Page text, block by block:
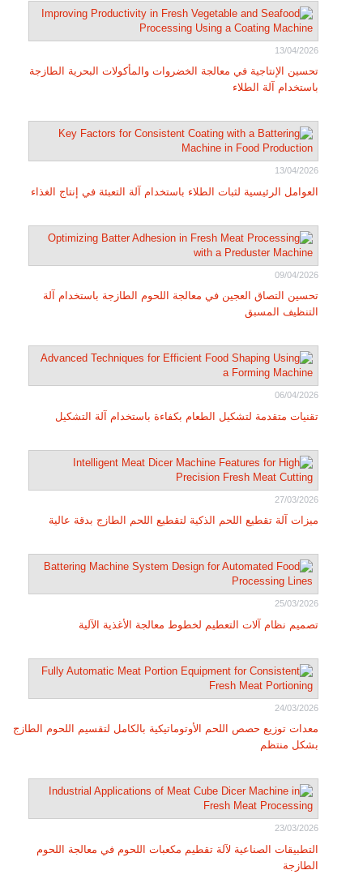
13/04/2026
تحسين الإنتاجية في معالجة الخضروات والمأكولات البحرية الطازجة
باستخدام آلة الطلاء
13/04/2026
العوامل الرئيسية لثبات الطلاء باستخدام آلة التعبئة في إنتاج الغذاء
09/04/2026
تحسين التصاق العجين في معالجة اللحوم الطازجة باستخدام آلة
التنظيف المسبق
06/04/2026
تقنيات متقدمة لتشكيل الطعام بكفاءة باستخدام آلة التشكيل
27/03/2026
ميزات آلة تقطيع اللحم الذكية لتقطيع اللحم الطازج بدقة عالية
25/03/2026
تصميم نظام آلات التعطيم لخطوط معالجة الأغذية الآلية
24/03/2026
معدات توزيع حصص اللحم الأوتوماتيكية بالكامل لتقسيم اللحوم الطازج
بشكل منتظم
23/03/2026
التطبيقات الصناعية لآلة تقطيم مكعبات اللحوم في معالجة اللحوم
الطازجة